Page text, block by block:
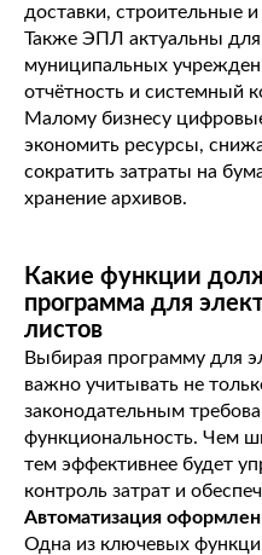
доставки, строительные
Также ЭПЛ актуальны для
муниципальных
отчётность и системный
Малому бизнесу
экономить ресурсы,
сократить затраты на
хранение архивов.
Какие функции
программа для
листов
Выбирая программу для
важно учитывать не
законодательным
функциональность. Чем
тем эффективнее будет
контроль затрат и
Автоматизация
Одна из ключевых